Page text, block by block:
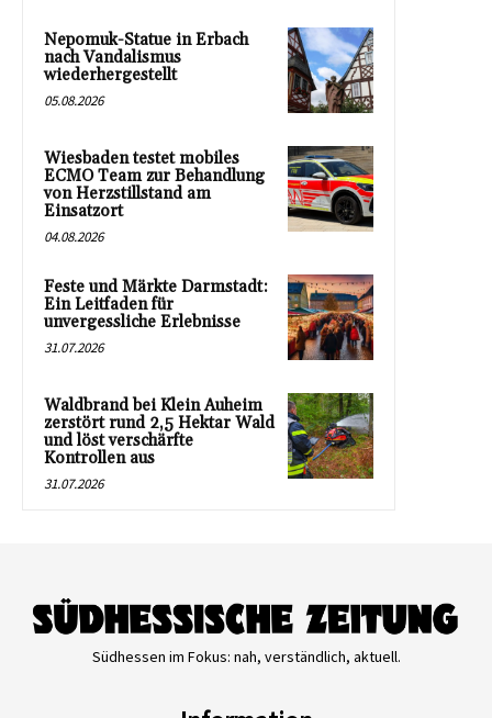
Nepomuk-Statue in Erbach
nach Vandalismus
wiederhergestellt
05.08.2026
Wiesbaden testet mobiles
ECMO Team zur Behandlung
von Herzstillstand am
Einsatzort
04.08.2026
Feste und Märkte Darmstadt:
Ein Leitfaden für
unvergessliche Erlebnisse
31.07.2026
Waldbrand bei Klein Auheim
zerstört rund 2,5 Hektar Wald
und löst verschärfte
Kontrollen aus
31.07.2026
Südhessen im Fokus: nah, verständlich, aktuell.